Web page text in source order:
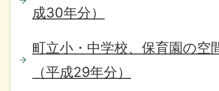
成30年分）
町立小・中学校、保育園の空
（平成29年分）